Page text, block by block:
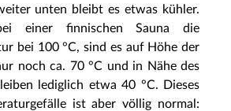
unten bleibt es etwas kühler.
einer finnischen Sauna die
bei 100 °C, sind es auf Höhe der
noch ca. 70 °C und in Nähe des
lediglich etwa 40 °C. Dieses
ist aber völlig normal: